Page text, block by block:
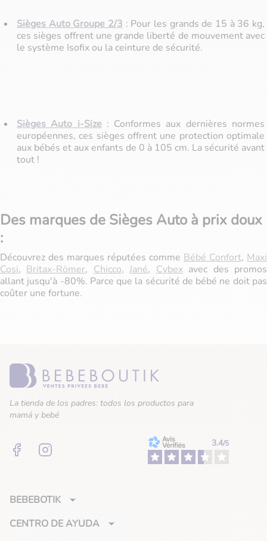
Sièges Auto Groupe 2/3 : Pour les grands de 15 à 36 kg,
ces sièges offrent une grande liberté de mouvement avec
le système Isofix ou la ceinture de sécurité.
Sièges Auto i-Size: Conformes aux dernières normes
européennes, ces sièges offrent une protection optimale
aux bébés et aux enfants de 0 à 105 cm. La sécurité avant
tout !
Des marques de Sièges Auto à prix doux
:
Découvrez des marques réputées comme Bébé Confort, Maxi
Cosi, Britax-Römer, Chicco,Jané, Cybexavec des promos
allant jusqu'à -80%. Parce que la sécurité de bébé ne doit pas
coûter une fortune.
La tienda de los padres: todos los productos para
mamá y bebé
FacebookInstagram 3.4/5
BEBEBOTIK
CENTRO DE AYUDA